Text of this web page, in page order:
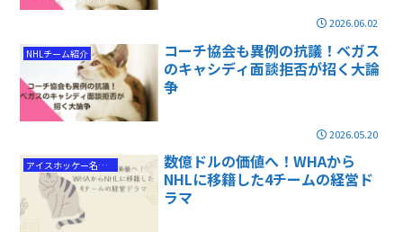
2026.06.02
NHLチーム紹介
コーチ協会も異例の抗議！ベガス
のキャシディ面談拒否が招く大論
争
2026.05.20
アイスホッケー名選手
数億ドルの価値へ！WHAから
NHLに移籍した4チームの経営ド
ラマ